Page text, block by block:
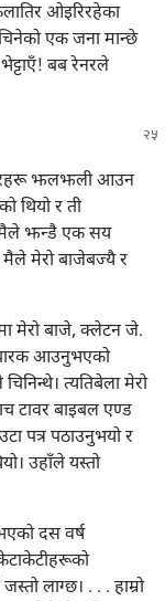
ओइरिरहेका
एक जना मान्छे
बब रेनरले
झलझली आउन
थियो र ती
मैले झन्डै एक सय
मेरो बाजेबज्यै र
मेरो बाजे, क्लेटन जे.
आउनुभएको
त्यतिबेला मेरो
टावर बाइबल एण्ड
पत्र पठाउनुभयो र
उहाँले यस्तो
दस वर्ष
लाग्छ। . . . हाम्रो